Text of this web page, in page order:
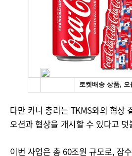
다만 카니 총리는 TKMS와의 협상
오션과 협상을 개시할 수 있다고 덧
이번 사업은 총 60조원 규모로, 잠